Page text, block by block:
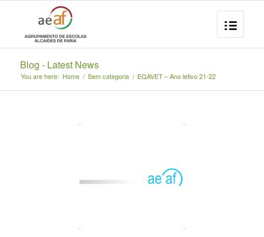
Blog - Latest News
You are here: Home / Sem categoria / EQAVET – Ano letivo 21-22